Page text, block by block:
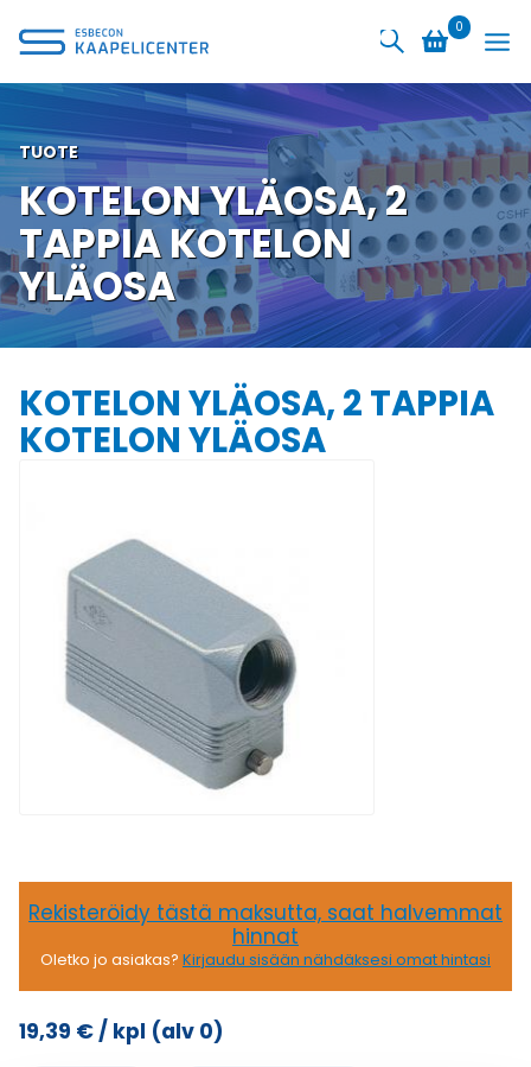
sisältöön
0
TUOTE
KOTELON YLÄOSA, 2
TAPPIA KOTELON
YLÄOSA
KOTELON YLÄOSA, 2 TAPPIA
KOTELON YLÄOSA
Rekisteröidy tästä maksutta, saat halvemmat
hinnat
Oletko jo asiakas? Kirjaudu sisään nähdäksesi omat hintasi
19,39 €/ kpl (alv 0)